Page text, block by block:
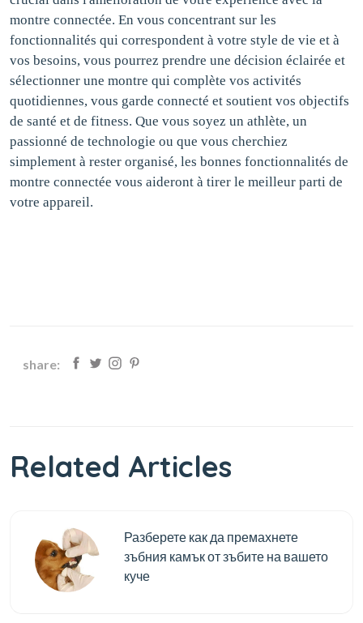
montre connectée. En vous concentrant sur les
fonctionnalités qui correspondent à votre style de vie et à
vos besoins, vous pourrez prendre une décision éclairée et
sélectionner une montre qui complète vos activités
quotidiennes, vous garde connecté et soutient vos objectifs
de santé et de fitness. Que vous soyez un athlète, un
passionné de technologie ou que vous cherchiez
simplement à rester organisé, les bonnes fonctionnalités de
montre connectée vous aideront à tirer le meilleur parti de
votre appareil.
share:
Related Articles
Разберете как да премахнете
зъбния камък от зъбите на вашето
куче